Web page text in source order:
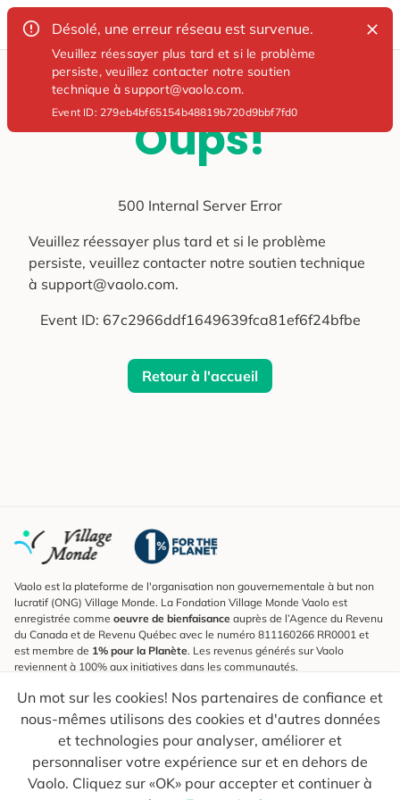
Désolé, une erreur réseau est survenue.
Veuillez réessayer plus tard et si le problème
persiste, veuillez contacter notre soutien
technique à support@vaolo.com.
Event ID: 279eb4bf65154b48819b720d9bbf7fd0
Oups!
500 Internal Server Error
Veuillez réessayer plus tard et si le problème
persiste, veuillez contacter notre soutien technique
à support@vaolo.com.
Event ID: 67c2966ddf1649639fca81ef6f24bfbe
Retour à l'accueil
Un mot sur les cookies! Nos partenaires de confiance et
nous-mêmes utilisons des cookies et d'autres données
et technologies pour analyser, améliorer et
personnaliser votre expérience sur et en dehors de
Vaolo. Cliquez sur «OK» pour accepter et continuer à
Vaolo est la plateforme de l'organisation non gouvernementale à but non
lucratif (ONG) Village Monde. La Fondation Village Monde Vaolo est
enregistrée comme oeuvre de bienfaisance auprès de l’Agence du Revenu
du Canada et de Revenu Québec avec le numéro 811160266 RR0001 et
est membre de 1% pour la Planète. Les revenus générés sur Vaolo
reviennent à 100% aux initiatives dans les communautés.
S'inscrire à l'infolettre
Pour connaître les nouveautés, suivre nos explorateurs et recevoir des
astuces pour des voyages plus conscients.
Ton courriel Envoyer